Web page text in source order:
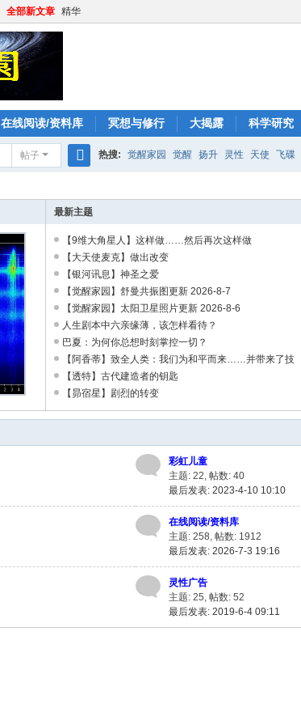
全部新文章 精华
在线阅读/资料库 冥想与修行 大揭露 科学研究
帖子
索
热搜: 觉醒家园 觉醒 扬升 灵性 天使 飞碟
最新主题
【9维大角星人】这样做……然后再次这样做
【大天使麦克】做出改变
【银河讯息】神圣之爱
【觉醒家园】舒曼共振图更新 2026-8-7
【觉醒家园】太阳卫星照片更新 2026-8-6
人生剧本中六亲缘薄，该怎样看待？
巴夏：为何你总想时刻掌控一切？
【阿香蒂】致全人类：我们为和平而来……并带来了技
术
【透特】古代建造者的钥匙
【昴宿星】剧烈的转变
彩虹儿童
主题: 22,帖数: 40
最后发表: 2023-4-10 10:10
在线阅读/资料库
主题: 258,帖数: 1912
最后发表: 2026-7-3 19:16
灵性广告
主题: 25,帖数: 52
最后发表: 2019-6-4 09:11